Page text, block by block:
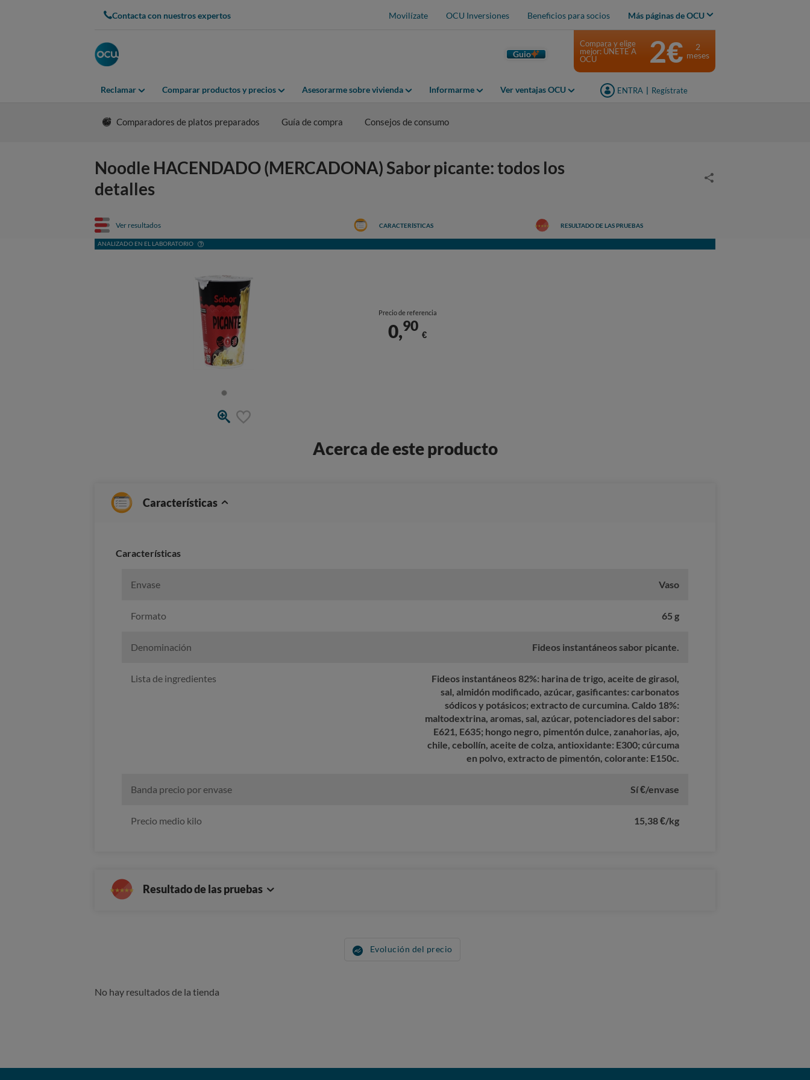
Contacta con nuestros expertos Movilízate OCU Inversiones Beneficios para socios Más páginas de OCU
Guio
Reclamar Comparar productos y precios Asesorarme sobre vivienda Informarme Ver ventajas OCU ENTRA Regístrate
Compara y elige
mejor: ÚNETE A
OCU
2€
2
meses
Comparadores de platos preparados Guía de compra Consejos de consumo
Noodle HACENDADO (MERCADONA) Sabor picante: todos los
detalles
Ver resultados
ANALIZADO EN EL LABORATORIO
CARACTERÍSTICAS RESULTADO DE LAS PRUEBAS
Precio de referencia
0,90
€
Acerca de este producto
Características
Características
Envase Vaso
Formato 65 g
Denominación Fideos instantáneos sabor picante.
Lista de ingredientes
Fideos instantáneos 82%: harina de trigo, aceite de girasol,
sal, almidón modificado, azúcar, gasificantes: carbonatos
sódicos y potásicos; extracto de curcumina. Caldo 18%:
maltodextrina, aromas, sal, azúcar, potenciadores del sabor:
E621, E635; hongo negro, pimentón dulce, zanahorias, ajo,
chile, cebollín, aceite de colza, antioxidante: E300; cúrcuma
en polvo, extracto de pimentón, colorante: E150c.
Banda precio por envase Sí €/envase
Precio medio kilo 15,38 €/kg
Resultado de las pruebas
Evolución del precio
No hay resultados de la tienda